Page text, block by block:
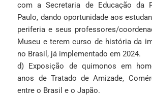
com a Secretaria de Educação da
Paulo, dando oportunidade aos
periferia e seus professores/
Museu e terem curso de história da
no Brasil, já implementado em 2024.
d) Exposição de quimonos em
anos de Tratado de Amizade,
entre o Brasil e o Japão.